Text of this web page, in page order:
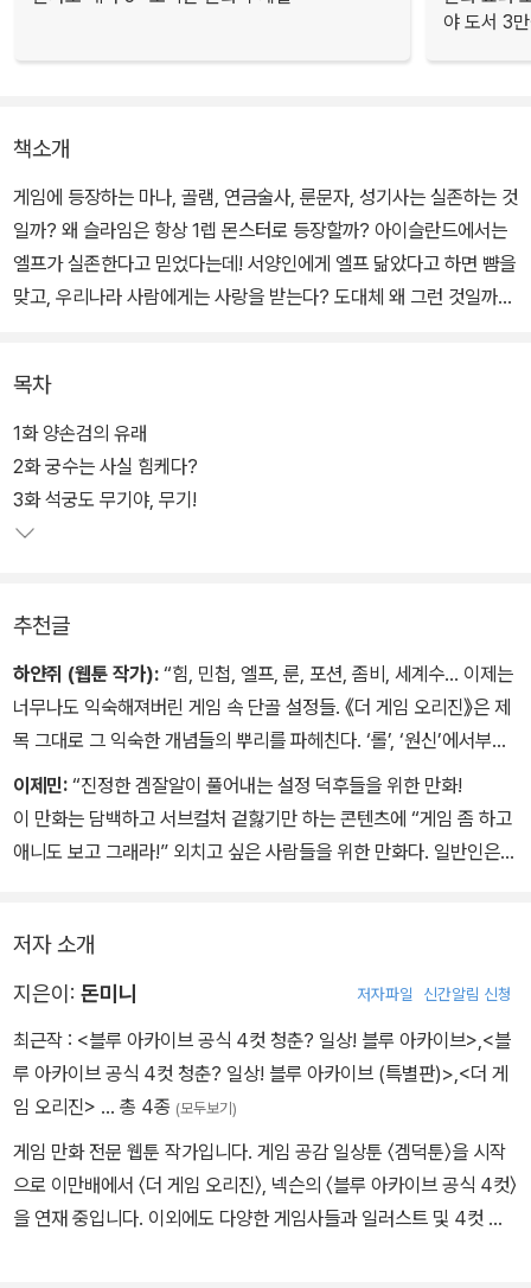
야 도서 3
책소개
게임에 등장하는 마나, 골램, 연금술사, 룬문자, 성기사는 실존하는 것
일까? 왜 슬라임은 항상 1렙 몬스터로 등장할까? 아이슬란드에서는
엘프가 실존한다고 믿었다는데! 서양인에게 엘프 닮았다고 하면 뺨을
맞고, 우리나라 사람에게는 사랑을 받는다? 도대체 왜 그런 것일까?
게임에 등장하는 요소의 오리진을 찾아 떠나는 〈이만배〉 베스트셀러
《더 게임 오리진》. 돈미니 작가와 함께 〈던전 앤 드래곤〉, 〈드래곤 퀘
스트〉, 〈디아블로〉, 〈워해머〉, 〈던전앤파이터〉 같은 추억의 게임을 다
시 만나는 기쁨을 만끽할 수 있는, 그리고 게임이 더 즐거워지는 오리
진의 세계로 함께 떠나요!
목차
1화 양손검의 유래
2화 궁수는 사실 힘케다?
3화 석궁도 무기야, 무기!
추천글
하얀쥐 (웹툰 작가): “힘, 민첩, 엘프, 룬, 포션, 좀비, 세계수... 이제는
너무나도 익숙해져버린 게임 속 단골 설정들. 《더 게임 오리진》은 제
목 그대로 그 익숙한 개념들의 뿌리를 파헤친다. ‘롤’, ‘원신’에서부터
‘로그’, ‘던전 앤 드래곤’에 이르기까지, 마니악한 고전과 트렌디한 신
작을 아우르는 이 작품은 게임하며 얻게 되는 첫 번째 질문들에 유쾌
하면서도 심도 있는 만화로 답변하고 있다.”
이제민: “진정한 겜잘알이 풀어내는 설정 덕후들을 위한 만화!
이 만화는 담백하고 서브컬처 겉핧기만 하는 콘텐츠에 “게임 좀 하고
애니도 보고 그래라!” 외치고 싶은 사람들을 위한 만화다. 일반인은
해서 창작해본 사람인지 알 수 있다. 그런 진짜들이 만든 만화야 말로
정말 재밌는 만화다. 그리고 이 만화를 그린 사람은 진짜 인터넷 망령
저자 소개
지은이: 돈미니 저자파일 신간알림 신청
최근작 : <블루 아카이브 공식 4컷 청춘? 일상! 블루 아카이브> <블
루 아카이브 공식 4컷 청춘? 일상! 블루 아카이브 (특별판)> <더 게
임 오리진> … 총 4종 (모두보기)
게임 만화 전문 웹툰 작가입니다. 게임 공감 일상툰 〈겜덕툰〉을 시작
으로 이만배에서 〈더 게임 오리진〉, 넥슨의 〈블루 아카이브 공식 4컷〉
을 연재 중입니다. 이외에도 다양한 게임사들과 일러스트 및 4컷 만